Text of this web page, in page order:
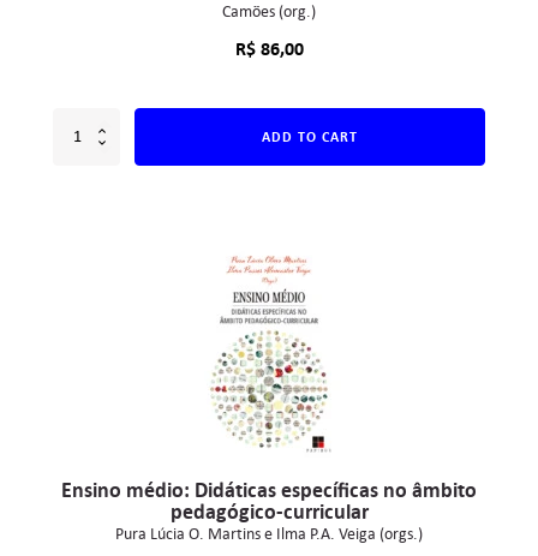
Camões (org.)
R$86,00
ADD TO CART
Ensino médio: Didáticas específicas no âmbito
pedagógico-curricular
Pura Lúcia O. Martins e Ilma P.A. Veiga (orgs.)